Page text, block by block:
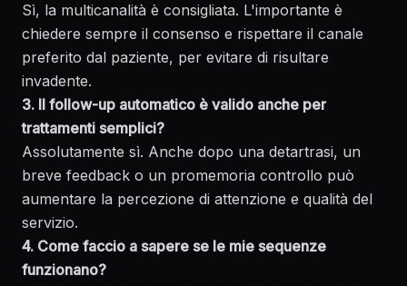
Sì, la multicanalità è consigliata. L'importante è
chiedere sempre il consenso e rispettare il canale
preferito dal paziente, per evitare di risultare
invadente.
3. Il follow-up automatico è valido anche per
trattamenti semplici?
Assolutamente sì. Anche dopo una detartrasi, un
breve feedback o un promemoria controllo può
aumentare la percezione di attenzione e qualità del
servizio.
4. Come faccio a sapere se le mie sequenze
funzionano?